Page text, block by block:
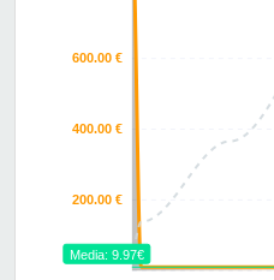
600.00 €
400.00 €
200.00 €
Media: 9.97€